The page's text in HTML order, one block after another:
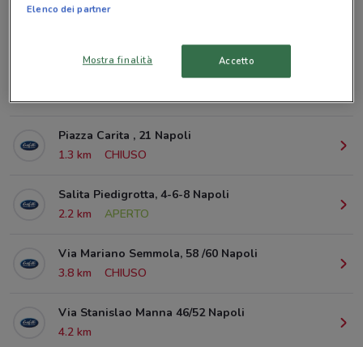
Via Roberto Bracco, 36/38/40 Napoli
Piazza Carita , 21 Napoli
1.3 km
CHIUSO
Salita Piedigrotta, 4-6-8 Napoli
2.2 km
APERTO
Via Mariano Semmola, 58 /60 Napoli
3.8 km
CHIUSO
Via Stanislao Manna 46/52 Napoli
4.2 km
Elenco dei partner
Mostra finalità Accetto